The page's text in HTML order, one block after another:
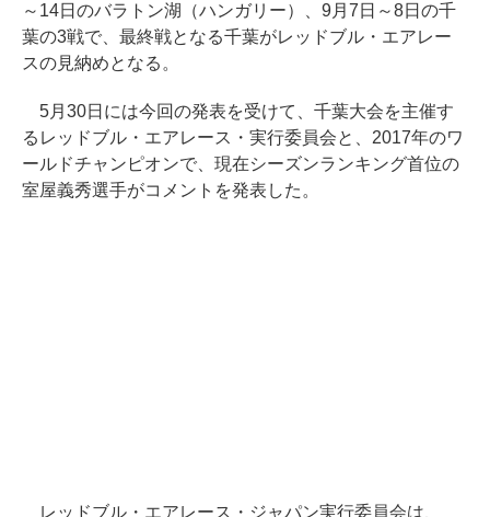
～14日のバラトン湖（ハンガリー）、9月7日～8日の千
葉の3戦で、最終戦となる千葉がレッドブル・エアレー
スの見納めとなる。
5月30日には今回の発表を受けて、千葉大会を主催す
るレッドブル・エアレース・実行委員会と、2017年のワ
ールドチャンピオンで、現在シーズンランキング首位の
室屋義秀選手がコメントを発表した。
レッドブル・エアレース・ジャパン実行委員会は、